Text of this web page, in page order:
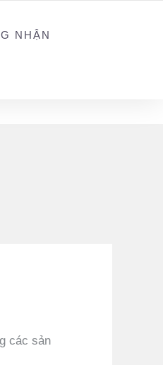
NHẬN
các sản